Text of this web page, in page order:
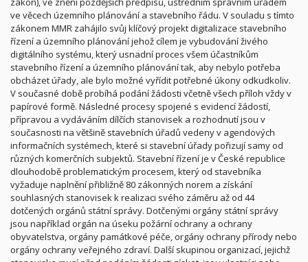
ve věcech územního plánování a stavebního řádu. V souladu s tímto
zákonem MMR zahájilo svůj klíčový projekt digitalizace stavebního
řízení a územního plánování jehož cílem je vybudování živého
digitálního systému, který usnadní proces všem účastníkům
stavebního řízení a územního plánování tak, aby nebylo potřeba
obcházet úřady, ale bylo možné vyřídit potřebné úkony odkudkoliv.
V současné době probíhá podání žádosti včetně všech příloh vždy v
papírové formě. Následné procesy spojené s evidencí žádostí,
přípravou a vydáváním dílčích stanovisek a rozhodnutí jsou v
současnosti na většině stavebních úřadů vedeny v agendových
informačních systémech, které si stavební úřady pořizují samy od
různých komerčních subjektů. Stavební řízení je v České republice
dlouhodobě problematickým procesem, který od stavebníka
vyžaduje naplnění přibližně 80 zákonných norem a získání
souhlasných stanovisek k realizaci svého záměru až od 44
dotčených orgánů státní správy. Dotčenými orgány státní správy
jsou například orgán na úseku požární ochrany a ochrany
obyvatelstva, orgány památkové péče, orgány ochrany přírody nebo
orgány ochrany veřejného zdraví. Další skupinou organizací, jejichž